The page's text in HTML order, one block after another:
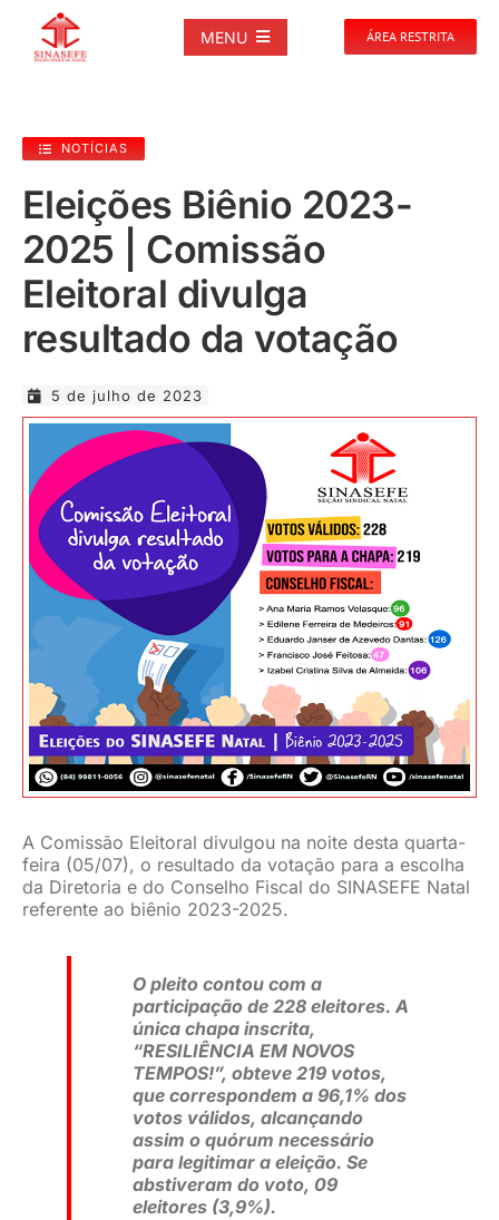
MENU
NOTÍCIAS
PUBLICAÇÕES
DOCUMENTOS
GALERIAS
EVENTOS
JURÍDICO
CLUBE
CONTATO
ÁREA RESTRITA
NOTÍCIAS
Eleições Biênio 2023-
2025 | Comissão
Eleitoral divulga
resultado da votação
5 de julho de 2023
A Comissão Eleitoral divulgou na noite desta quarta-
feira (05/07), o resultado da votação para a escolha
da Diretoria e do Conselho Fiscal do SINASEFE Natal
referente ao biênio 2023-2025.
O pleito contou com a
participação de 228 eleitores. A
única chapa inscrita,
“RESILIÊNCIA EM NOVOS
TEMPOS!”, obteve 219 votos,
que correspondem a 96,1% dos
votos válidos, alcançando
assim o quórum necessário
para legitimar a eleição. Se
abstiveram do voto, 09
eleitores (3,9%).